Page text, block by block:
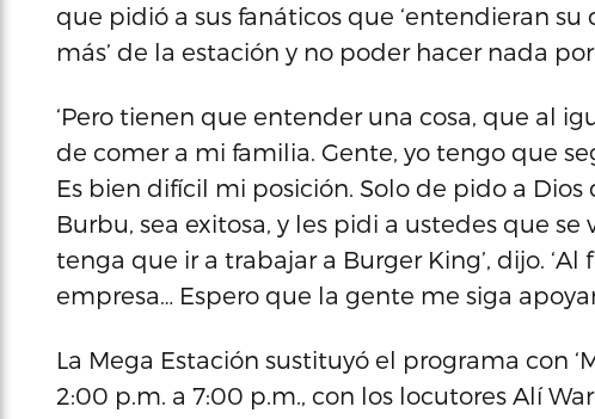
que pidió a sus fanáticos que ‘entendieran su
más’ de la estación y no poder hacer nada
‘Pero tienen que entender una cosa, que al
de comer a mi familia. Gente, yo tengo que
Es bien difícil mi posición. Solo de pido a
Burbu, sea exitosa, y les pidi a ustedes que
tenga que ir a trabajar a Burger King’, dijo.
empresa… Espero que la gente me siga
La Mega Estación sustituyó el programa con
2:00 p.m. a 7:00 p.m., con los locutores Alí